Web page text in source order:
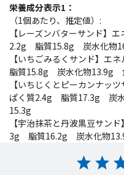
栄養成分表示1：
（1個あたり、推定値）:
【レーズンバターサンド】
2.2g 脂質15.8g 炭水化物
【いちごみるくサンド】
脂質15.8g 炭水化物13.9g
【いちじくとピーカンナッ
ぱく質2.4g 脂質17.3g 炭
15.3g
【宇治抹茶と丹波黒豆サン
3g 脂質16.2g 炭水化物